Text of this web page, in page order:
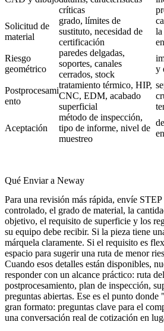
críticas
Solicitud de
material
grado, límites de
sustituto, necesidad de
certificación
la
Riesgo
geométrico
paredes delgadas,
soportes, canales
cerrados, stock
y
Postprocesami
ento
tratamiento térmico, HIP,
CNC, EDM, acabado
superficial
Aceptación
método de inspección,
tipo de informe, nivel de
muestreo
Qué Enviar a Neway
Para una revisión más rápida, envíe
controlado, el grado de material, la
objetivo, el requisito de superficie y los
su equipo debe recibir. Si la pieza tiene
márquela claramente. Si el requisito es
espacio para sugerir una ruta de menor
Cuando esos detalles están disponibles,
responder con un alcance práctico: ruta
postprocesamiento, plan de inspección,
preguntas abiertas. Ese es el punto
gran formato: preguntas clave para el
una conversación real de cotización en